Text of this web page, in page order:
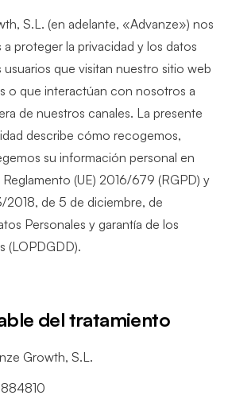
S.L. (en adelante, «Advanze») nos
proteger la privacidad y los datos
usuarios que visitan nuestro sitio web
o que interactúan con nosotros a
de nuestros canales. La presente
describe cómo recogemos,
su información personal en
(UE) 2016/679 (RGPD) y
2018, de 5 de diciembre, de
Personales y garantía de los
(LOPDGDD).
del tratamiento
Growth, S.L.